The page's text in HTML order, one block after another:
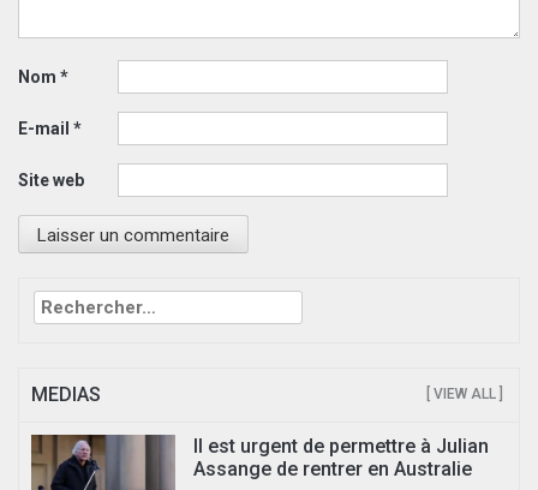
Nom *
E-mail *
Site web
Rechercher :
MEDIAS [ VIEW ALL ]
Il est urgent de permettre à Julian
Assange de rentrer en Australie